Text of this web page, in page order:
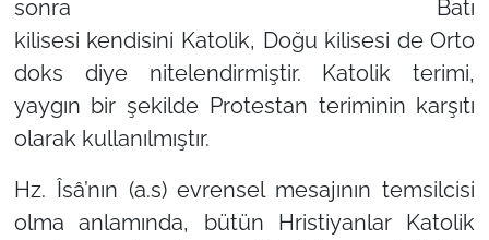
sonra Batı
kilisesi kendisini Katolik, Doğu kilisesi deOrto
doks diye nitelendirmiştir. Katolik terimi,
yaygın bir şekilde Protestan teriminin karşıtı
olarak kullanılmıştır.
Hz. Îsâ’nın (a.s) evrensel mesajının temsilcisi
olma anlamında, bütün Hristiyanlar Katolik